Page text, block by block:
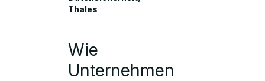
Thales
Wie
Unternehmen